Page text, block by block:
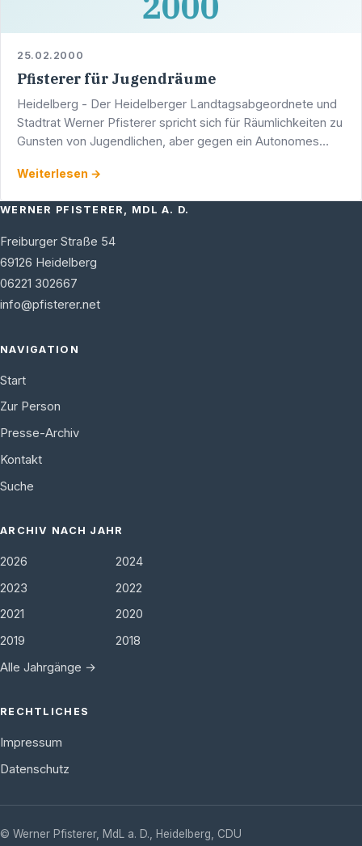
25.02.2000
Pfisterer für Jugendräume
Heidelberg - Der Heidelberger Landtagsabgeordnete und
Stadtrat Werner Pfisterer spricht sich für Räumlichkeiten zu
Gunsten von Jugendlichen, aber gegen ein Autonomes
Weiterlesen →
WERNER PFISTERER, MDL A. D.
Freiburger Straße 54
69126 Heidelberg
06221 302667
info@pfisterer.net
NAVIGATION
Start
Zur Person
Presse-Archiv
Kontakt
Suche
ARCHIV NACH JAHR
2026
2024
2023
2022
2021
2020
2019
2018
Alle Jahrgänge →
RECHTLICHES
Impressum
Datenschutz
© Werner Pfisterer, MdL a. D. Heidelberg
CDU